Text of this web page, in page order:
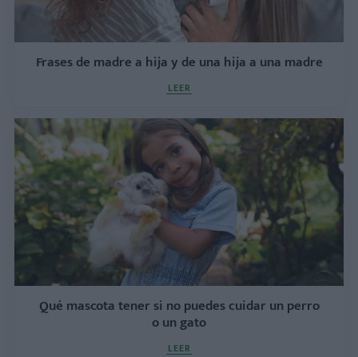
Frases de madre a hija y de una hija a una madre
LEER
Qué mascota tener si no puedes cuidar un perro
o un gato
LEER